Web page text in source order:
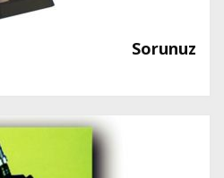
Sorunuz